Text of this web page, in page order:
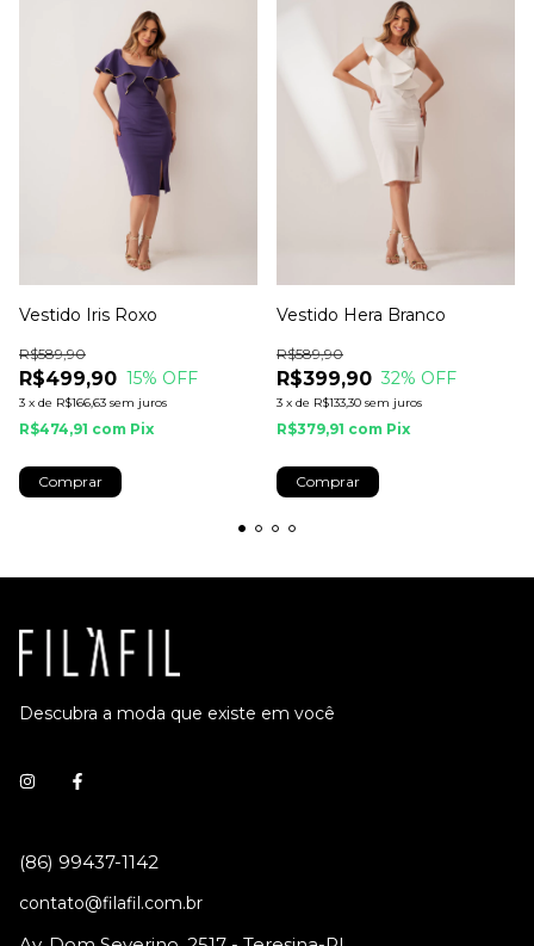
Vestido Iris Roxo
R$499,90
R$589,90
15% OFF
3 x de R$166,63 sem juros
R$474,91 com Pix
Comprar
Vestido Hera Branco
R$399,90
R$589,90
32% OFF
3 x de R$133,30 sem juros
R$379,91 com Pix
Comprar
Descubra a moda que existe em você
contato@filafil.com.br